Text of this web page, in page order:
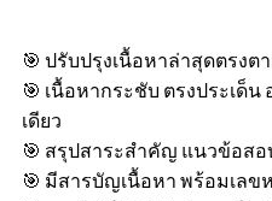
🎯 ปรับปรุงเนื้อหาล่าสุดตรงต
🎯 เนื้อหากระชับ ตรงประเด็น
เดียว
🎯 สรุปสาระสำคัญ แนวข้อสอ
🎯 มีสารบัญเนื้อหา พร้อมเลข